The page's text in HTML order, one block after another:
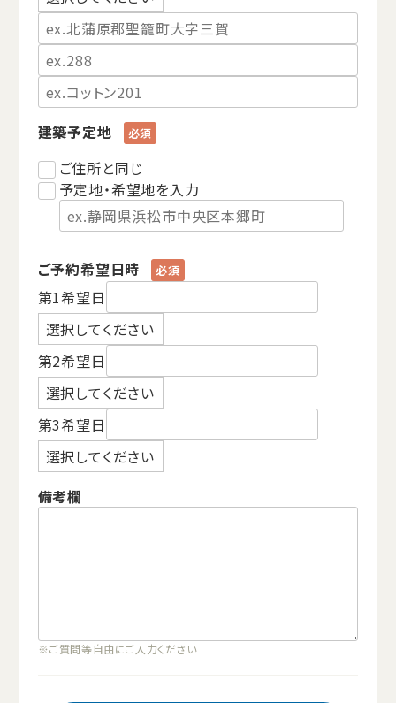
建築予定地
ご住所と同じ
予定地・希望地を入力
ご予約希望日時
第1希望日
第2希望日
第3希望日
備考欄
※ご質問等自由にご入力ください